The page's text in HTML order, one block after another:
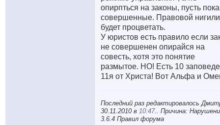
опирпться на законы, пусть
совершенные. Правовой
будет процветать.
У юристов есть правило если
не совершенен опирайся на
совесть, хотя это понятие
размытое. НО! Есть 10
11я от Христа! Вот Альфа и
Последний раз редактировалось
30.11.2010 в 10:47.. Причина:
3.6.4 Правил форума